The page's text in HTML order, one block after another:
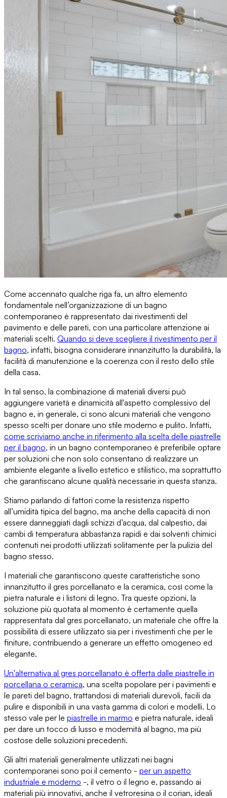
Come accennato qualche riga fa, un altro elemento
fondamentale nell’organizzazione di un bagno
contemporaneo è rappresentato dai rivestimenti del
pavimento e delle pareti, con una particolare attenzione ai
materiali scelti. Quando si deve scegliere il rivestimento per il
bagno, infatti, bisogna considerare innanzitutto la durabilità, la
facilità di manutenzione e la coerenza con il resto dello stile
della casa.
In tal senso, la combinazione di materiali diversi può
aggiungere varietà e dinamicità all'aspetto complessivo del
bagno e, in generale, ci sono alcuni materiali che vengono
spesso scelti per donare uno stile moderno e pulito. Infatti,
come scriviamo anche in riferimento alla scelta delle piastrelle
per il bagno, in un bagno contemporaneo è preferibile optare
per soluzioni che non solo consentano di realizzare un
ambiente elegante a livello estetico e stilistico, ma soprattutto
che garantiscano alcune qualità necessarie in questa stanza.
Stiamo parlando di fattori come la resistenza rispetto
all’umidità tipica del bagno, ma anche della capacità di non
essere danneggiati dagli schizzi d’acqua, dal calpestio, dai
cambi di temperatura abbastanza rapidi e dai solventi chimici
contenuti nei prodotti utilizzati solitamente per la pulizia del
bagno stesso.
I materiali che garantiscono queste caratteristiche sono
innanzitutto il gres porcellanato e la ceramica, così come la
pietra naturale e i listoni di legno. Tra queste opzioni, la
soluzione più quotata al momento è certamente quella
rappresentata dal gres porcellanato, un materiale che offre la
possibilità di essere utilizzato sia per i rivestimenti che per le
finiture, contribuendo a generare un effetto omogeneo ed
elegante.
Un'alternativa al gres porcellanato è offerta dalle piastrelle in
porcellana o ceramica, una scelta popolare per i pavimenti e
le pareti del bagno, trattandosi di materiali durevoli, facili da
pulire e disponibili in una vasta gamma di colori e modelli. Lo
stesso vale per le piastrelle in marmo e pietra naturale, ideali
per dare un tocco di lusso e modernità al bagno, ma più
costose delle soluzioni precedenti.
Gli altri materiali generalmente utilizzati nei bagni
contemporanei sono poi il cemento - per un aspetto
industriale e moderno -, il vetro o il legno e, passando ai
materiali più innovativi, anche il vetroresina o il corian, ideali